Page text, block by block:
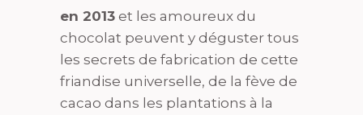
en 2013 et les amoureux du
chocolat peuvent y déguster tous
les secrets de fabrication de cette
friandise universelle, de la fève de
cacao dans les plantations à la